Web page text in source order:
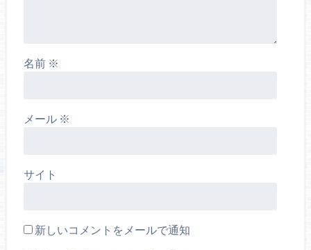
名前 ※
メール ※
サイト
新しいコメントをメールで通知